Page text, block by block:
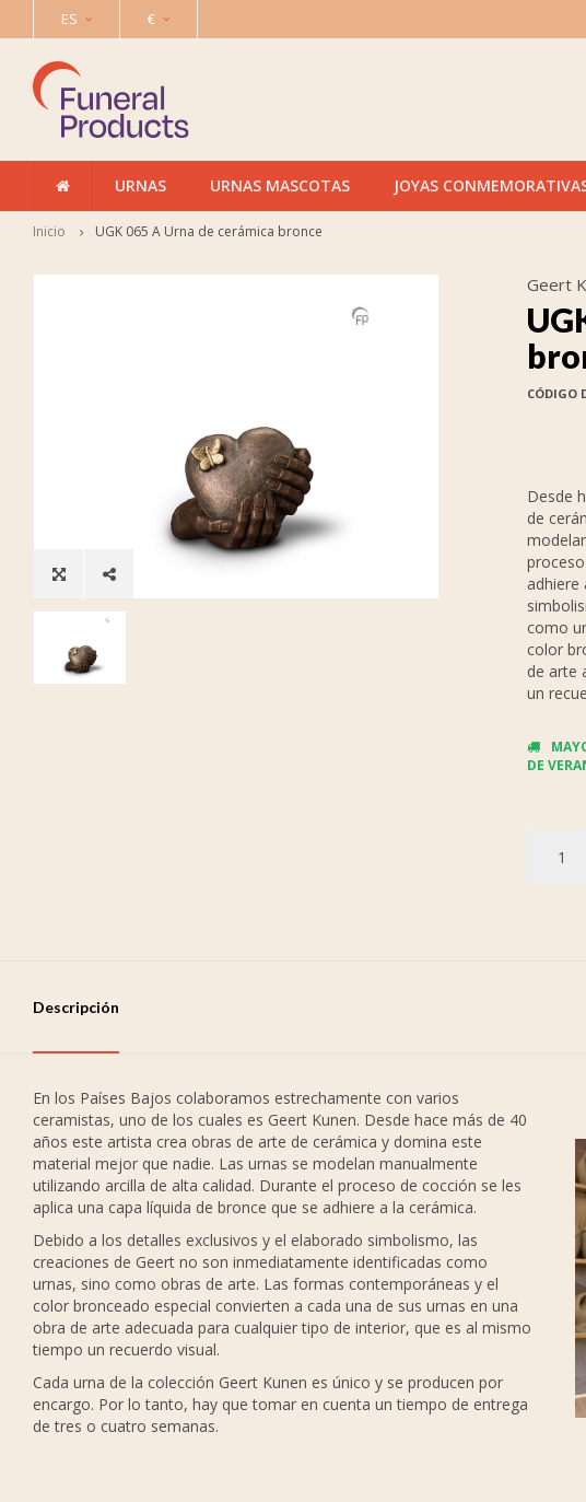
ES €
URNAS URNAS MASCOTAS JOYAS
Inicio UGK 065 A Urna de cerámica bronce
Geert
CÓDIGO
Desde
de
adhiere
como
color
de arte
un
DE
Descripción
En los Países Bajos colaboramos estrechamente con varios
ceramistas, uno de los cuales es Geert Kunen. Desde hace más de 40
años este artista crea obras de arte de cerámica y domina este
material mejor que nadie. Las urnas se modelan manualmente
utilizando arcilla de alta calidad. Durante el proceso de cocción se les
aplica una capa líquida de bronce que se adhiere a la cerámica.
Debido a los detalles exclusivos y el elaborado simbolismo, las
creaciones de Geert no son inmediatamente identificadas como
urnas, sino como obras de arte. Las formas contemporáneas y el
color bronceado especial convierten a cada una de sus urnas en una
obra de arte adecuada para cualquier tipo de interior, que es al mismo
tiempo un recuerdo visual.
Cada urna de la colección Geert Kunen es único y se producen por
encargo. Por lo tanto, hay que tomar en cuenta un tiempo de entrega
de tres o cuatro semanas.